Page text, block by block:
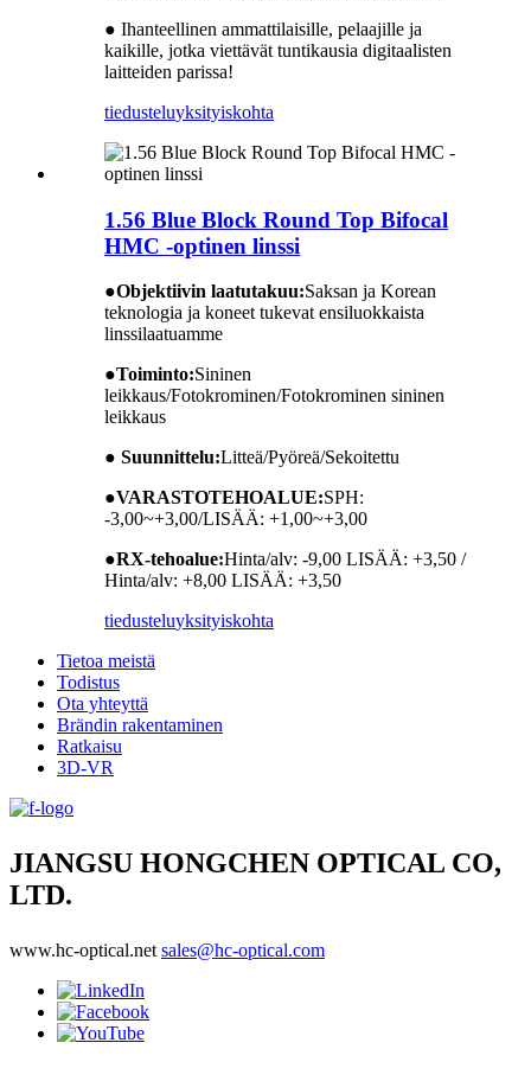
● Ihanteellinen ammattilaisille, pelaajille ja
kaikille, jotka viettävät tuntikausia digitaalisten
laitteiden parissa!
tiedusteluyksityiskohta
1.56 Blue Block Round Top Bifocal
HMC -optinen linssi
●Objektiivin laatutakuu:Saksan ja Korean
teknologia ja koneet tukevat ensiluokkaista
linssilaatuamme
●Toiminto:Sininen
leikkaus/Fotokrominen/Fotokrominen sininen
leikkaus
● Suunnittelu:Litteä/Pyöreä/Sekoitettu
●VARASTOTEHOALUE:SPH:
-3,00~+3,00/LISÄÄ: +1,00~+3,00
●RX-tehoalue:Hinta/alv: -9,00 LISÄÄ: +3,50 /
Hinta/alv: +8,00 LISÄÄ: +3,50
tiedusteluyksityiskohta
Tietoa meistä
Todistus
Ota yhteyttä
Brändin rakentaminen
Ratkaisu
3D-VR
JIANGSU HONGCHEN OPTICAL CO,
LTD.
www.hc-optical.net sales@hc-optical.com